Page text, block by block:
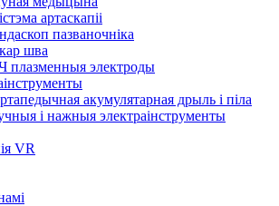
артаскапіі
пазваночніка
шва
плазменныя электроды
акумулятарная дрыль і піла
і нажныя электраінструменты
VR